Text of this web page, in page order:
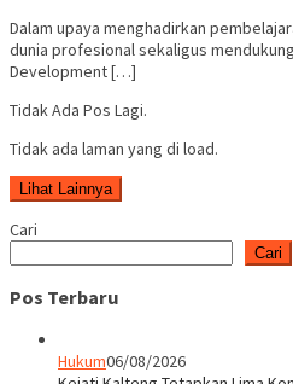
Dalam upaya menghadirkan
dunia profesional sekaligus
Development […]
Tidak Ada Pos Lagi.
Tidak ada laman yang di load.
Lihat Lainnya
Cari
Cari
Pos Terbaru
Hukum06/08/2026